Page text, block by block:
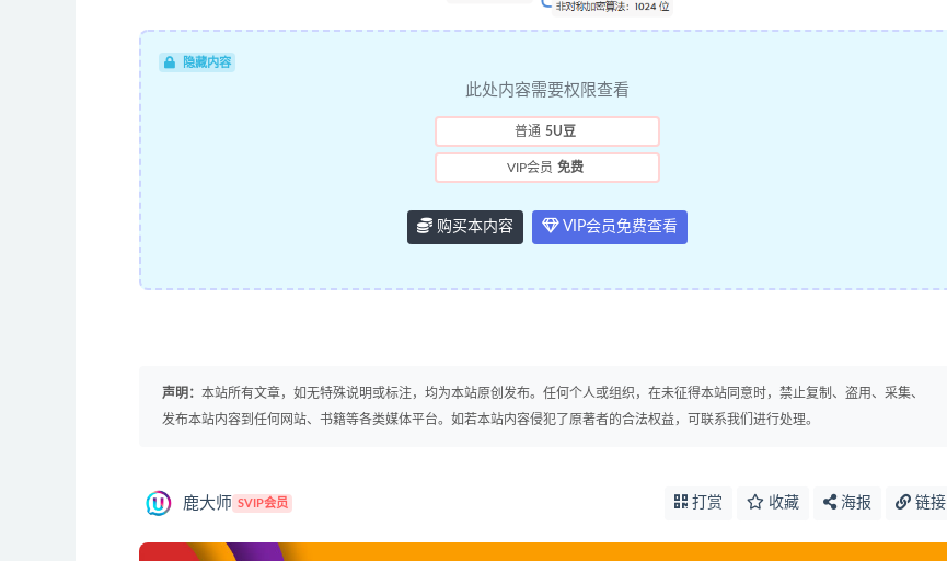
隐藏内容
此处内容需要权限查看
普通 5U豆
VIP会员 免费
购买本内容 VIP会员免费查看
声明：本站所有文章，如无特殊说明或标注，均为本站原创发布。任何个人或组织，在未征得本站同意时，禁止复制、盗用、采集、
发布本站内容到任何网站、书籍等各类媒体平台。如若本站内容侵犯了原著者的合法权益，可联系我们进行处理。
鹿大师 SVIP会员 打赏 收藏 海报 链接